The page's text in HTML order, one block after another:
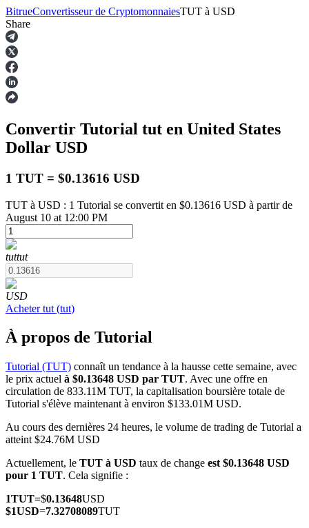
Contrats à terme
Futures USDT
Futures COIN-M
Contrats à terme sur crypto-monnaie
TradFi
Produits dérivés sur actions, forex, métaux précieux et matières
premières
BitrueConvertisseur de CryptomonnaiesTUT à USD
Share
Convertir Tutorial tut en United States
Dollar USD
1 TUT = $0.13616 USD
TUT à USD : 1 Tutorial se convertit en $0.13616 USD à partir de
August 10 at 12:00 PM
tuttut
USD
Acheter tut (tut)
À propos de Tutorial
Tutorial (TUT) connaît un tendance à la hausse cette semaine, avec
le prix actuel à $0.13648 USD par TUT. Avec une offre en
circulation de 833.11M TUT, la capitalisation boursière totale de
Tutorial s'élève maintenant à environ $133.01M USD.
Au cours des dernières 24 heures, le volume de trading de Tutorial a
atteint $24.76M USD
Actuellement, le TUT à USD taux de change est $0.13648 USD
pour 1 TUT. Cela signifie :
1TUT=$0.13648USD
$1USD=7.32708089TUT